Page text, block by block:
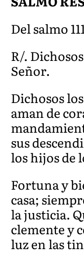
Del salmo
R/.
Señor.
Dichosos
aman de
sus
los hijos de
Fortuna y
casa;
la justicia.
clemente y
luz en las